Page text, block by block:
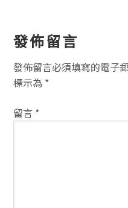
讀
者
互
動
方
發佈留言
發佈留言必須填寫的電子
標示為 *
留言 *